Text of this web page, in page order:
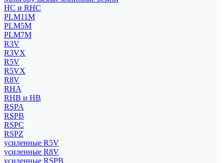
HC и RHC
PLM11M
PLM5M
PLM7M
R3V
R3VX
R5V
R5VX
R8V
RHA
RHB и HB
RSPA
RSPB
RSPC
RSPZ
усиленные R5V
усиленные R8V
усиленные RSPB